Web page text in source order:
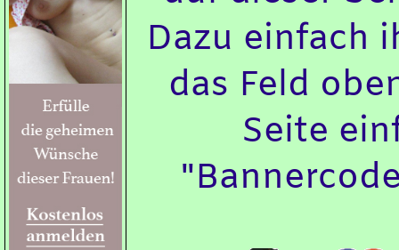
Dazu einfach
das Feld
Seite